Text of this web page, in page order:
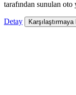
tarafından sunulan oto
Detay